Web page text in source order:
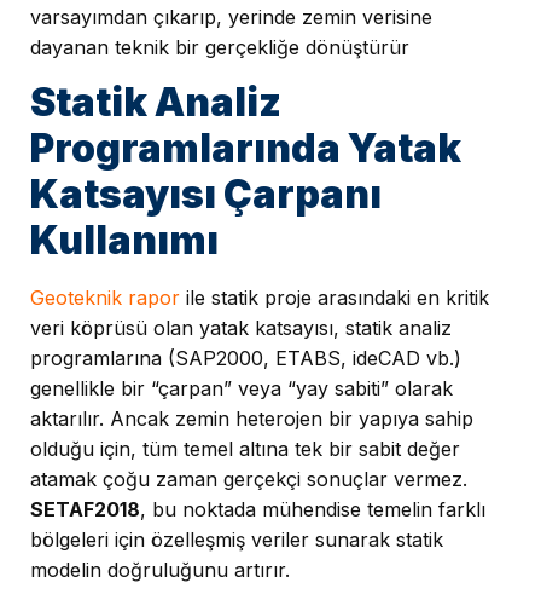
varsayımdan çıkarıp, yerinde zemin verisine
dayanan teknik bir gerçekliğe dönüştürür
Statik Analiz
Programlarında Yatak
Katsayısı Çarpanı
Kullanımı
Geoteknik rapor ile statik proje arasındaki en kritik
veri köprüsü olan yatak katsayısı, statik analiz
programlarına (SAP2000, ETABS, ideCAD vb.)
genellikle bir “çarpan” veya “yay sabiti” olarak
aktarılır. Ancak zemin heterojen bir yapıya sahip
olduğu için, tüm temel altına tek bir sabit değer
atamak çoğu zaman gerçekçi sonuçlar vermez.
SETAF2018, bu noktada mühendise temelin farklı
bölgeleri için özelleşmiş veriler sunarak statik
modelin doğruluğunu artırır.